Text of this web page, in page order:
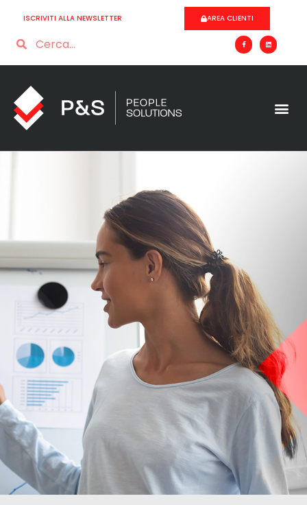
ISCRIVITI ALLA NEWSLETTER AREA CLIENTI